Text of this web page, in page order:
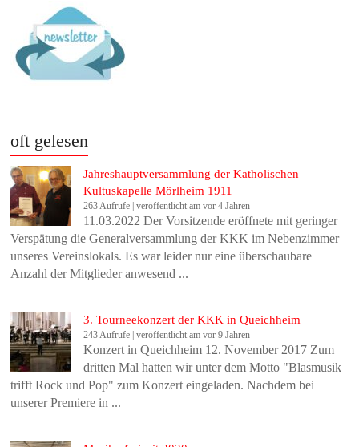
oft gelesen
Jahreshauptversammlung der Katholischen
Kultuskapelle Mörlheim 1911
263 Aufrufe |veröffentlicht am vor 4 Jahren
11.03.2022 Der Vorsitzende eröffnete mit geringer
Verspätung die Generalversammlung der KKK im Nebenzimmer
unseres Vereinslokals. Es war leider nur eine überschaubare
Anzahl der Mitglieder anwesend ...
3. Tourneekonzert der KKK in Queichheim
243 Aufrufe |veröffentlicht am vor 9 Jahren
Konzert in Queichheim 12. November 2017 Zum
dritten Mal hatten wir unter dem Motto "Blasmusik
trifft Rock und Pop" zum Konzert eingeladen. Nachdem bei
unserer Premiere in ...